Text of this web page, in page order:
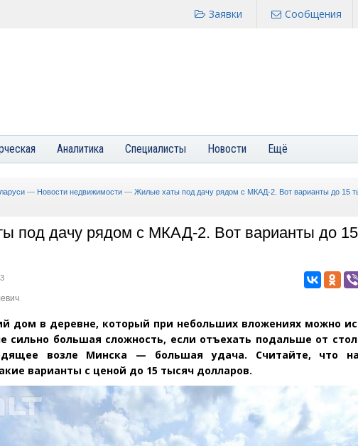
Сообщения
Заявки
Аналитика Специалисты Новости Ещё
— Новости недвижимости — Жилые хаты под дачу рядом с МКАД-2. Вот варианты до 15
под дачу рядом с МКАД-2. Вот варианты до
дом в деревне, который при небольших вложениях можно
сильно большая сложность, если отъехать подальше от
возле Минска — большая удача. Считайте, что
варианты с ценой до 15 тысяч долларов.